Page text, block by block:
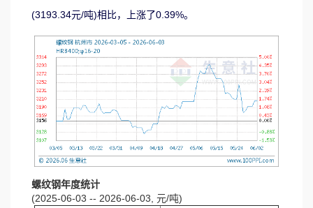
(3193.34元/吨)相比，上涨了0.39%。
螺纹钢年度统计
(2025-06-03 -- 2026-06-03, 元/吨)